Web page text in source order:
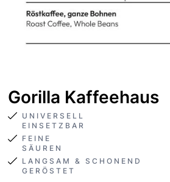
Gorilla Kaffeehaus
UNIVERSELL
EINSETZBAR
FEINE
SÄUREN
LANGSAM & SCHONEND
GERÖSTET